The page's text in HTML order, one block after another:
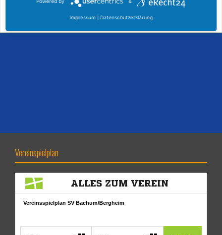
Vereinspielplan
Impressum Datenschutzerklärung